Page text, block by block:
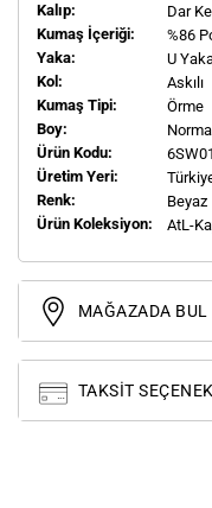
Kalıp:
Dar
Kumaş İçeriği:
%86
Yaka:
U
Kol:
Askılı
Kumaş Tipi:
Örme
Boy:
Normal
Ürün Kodu:
Üretim Yeri:
Renk:
Beyaz
Ürün Koleksiyon:
AtL-
MAĞAZADA BUL
TAKSIT